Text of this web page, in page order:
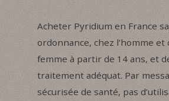
Acheter Pyridium en France
ordonnance, chez l’homme et
femme à partir de 14 ans, et
traitement adéquat. Par
sécurisée de santé, pas